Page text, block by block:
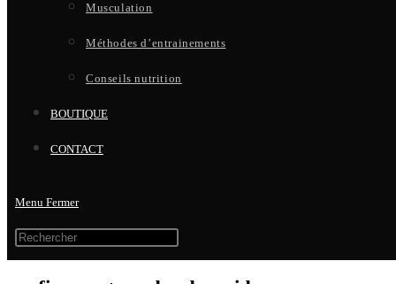
Musculation
Méthodes d’entrainements
Conseils nutrition
BOUTIQUE
CONTACT
Menu Fermer